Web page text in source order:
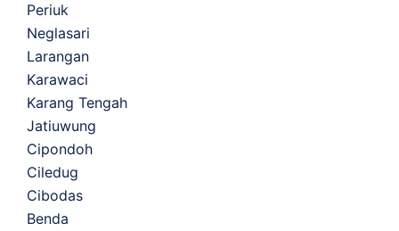
Periuk
Neglasari
Larangan
Karawaci
Karang Tengah
Jatiuwung
Cipondoh
Ciledug
Cibodas
Benda